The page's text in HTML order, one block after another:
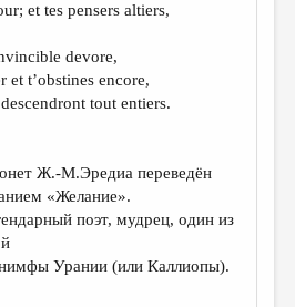
et tes pensers altiers,
devore,
et t’obstines encore,
tout entiers.
Ж.-М.Эредиа переведён
«Желание».
поэт, мудрец, один из
Урании (или Каллиопы).